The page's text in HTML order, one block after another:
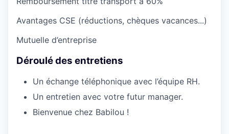
Avantages CSE (réductions, chèques vacances...)
Mutuelle d’entreprise
Déroulé des entretiens
Un échange téléphonique avec l’équipe RH.
Un entretien avec votre futur manager.
Bienvenue chez Babilou !